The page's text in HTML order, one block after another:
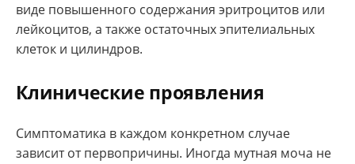
виде повышенного содержания эритроцитов или
лейкоцитов, а также остаточных эпителиальных
клеток и цилиндров.
Клинические проявления
Симптоматика в каждом конкретном случае
зависит от первопричины. Иногда мутная моча не